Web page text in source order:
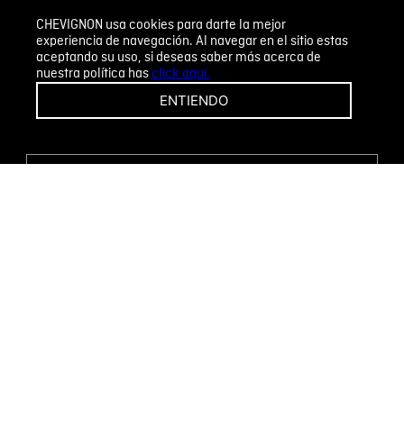
CHEVIGNON usa cookies para darte la mejor
experiencia de navegación. Al navegar en el sitio estas
aceptando su uso, si deseas saber más acerca de
nuestra política hasclick aquí.
ENTIENDO
PETICIONES, QUEJAS Y RECLAMOS
¡CAMBIOS Y DEVOLUCIONES FÁCILES!